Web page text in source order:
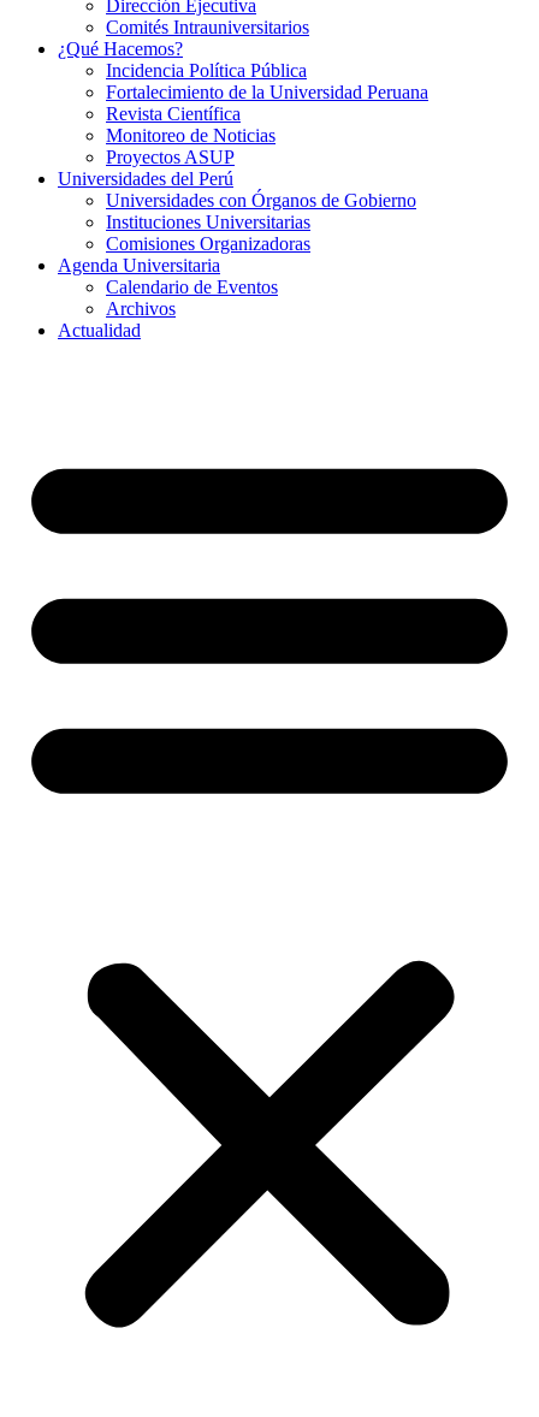
Dirección Ejecutiva
Comités Intrauniversitarios
¿Qué Hacemos?
Incidencia Política Pública
Fortalecimiento de la Universidad Peruana
Revista Científica
Monitoreo de Noticias
Proyectos ASUP
Universidades del Perú
Universidades con Órganos de Gobierno
Instituciones Universitarias
Comisiones Organizadoras
Agenda Universitaria
Calendario de Eventos
Archivos
Actualidad